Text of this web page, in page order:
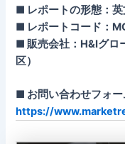
■ レポートの形態：英
■ レポートコード：
■ 販売会社：H&Iグロ
区）
■ お問い合わせフォ
https://